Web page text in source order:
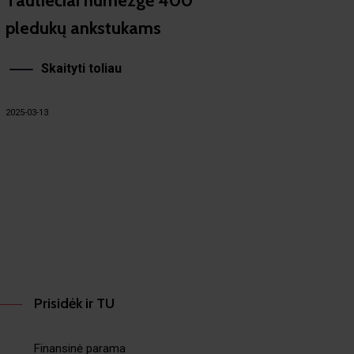
pledukų ankstukams
Skaityti toliau
2025-03-13
Prisidėk ir TU
Finansinė parama